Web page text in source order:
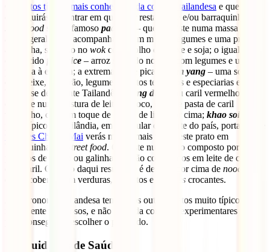
pratos típicos mais conhecidos da cozinha tailandesa e que
conseguirás encontrar em qualquer restaurante e/ou barraquinha de
street food são: o famoso pad thai
– que consiste numa massa de
arroz, geralmente acompanhada com muitos legumes e uma proteína
à escolha, salteado no wokcom molho de peixe e soja; o igualmente
conhecido
fried rice – arroz salteado no
com legumes e uma
proteína à escolha; a extremamente picante
tom yang – uma sopa
com peixe, camarão, legumes, muitos temperos e especiarias e uma
boa dose de picante Tailandês;
gaeng daeng
ou caril vermelho
consiste numa mistura de leite de coco, carne e pasta de caril
vermelho, com um toque de folhas de lima por cima; khao soi
prato típico da Tailândia, em particular do Norte do país, portanto, se
visitares Chiang Mai verás muitas mais vezes este prato em
barraquinhas de
street food. Consiste num prato composto por
pedaços de porco ou galinha que são cozinhados em leite de coco
com caril. O caldo daqui resultante é deitado por cima de noodles
ovo e coberto com verduras, rebentos e
noodles crocantes.
A gastronomia tailandesa tem tantos outros pratos muito típicos e
igualmente deliciosos, e não há nada como os experimentares todos
para conseguires escolher o preferido.
10. Cuidados de Saúde